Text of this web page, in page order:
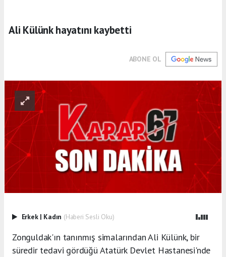
Ali Külünk hayatını kaybetti
ABONE OL
Erkek | Kadın (Haberi Sesli Oku)
Zonguldak'ın tanınmış simalarından Ali Külünk, bir
süredir tedavi gördüğü Atatürk Devlet Hastanesi'nde